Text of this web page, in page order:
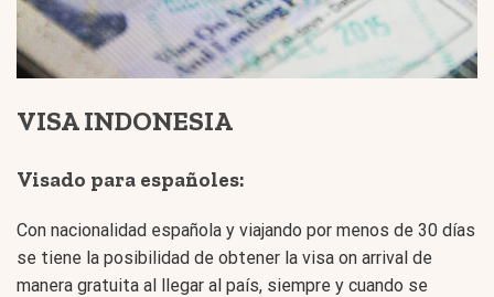
VISA INDONESIA
Visado para españoles:
Con nacionalidad española y viajando por menos de 30 días
se tiene la posibilidad de obtener la visa on arrival de
manera gratuita al llegar al país, siempre y cuando se